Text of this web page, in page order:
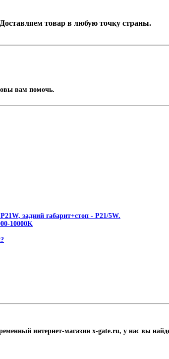
товар в любую точку страны.
вам помочь.
задний габарит+стоп - P21/5W.
10000K
интернет-магазин x-gate.ru, у нас вы